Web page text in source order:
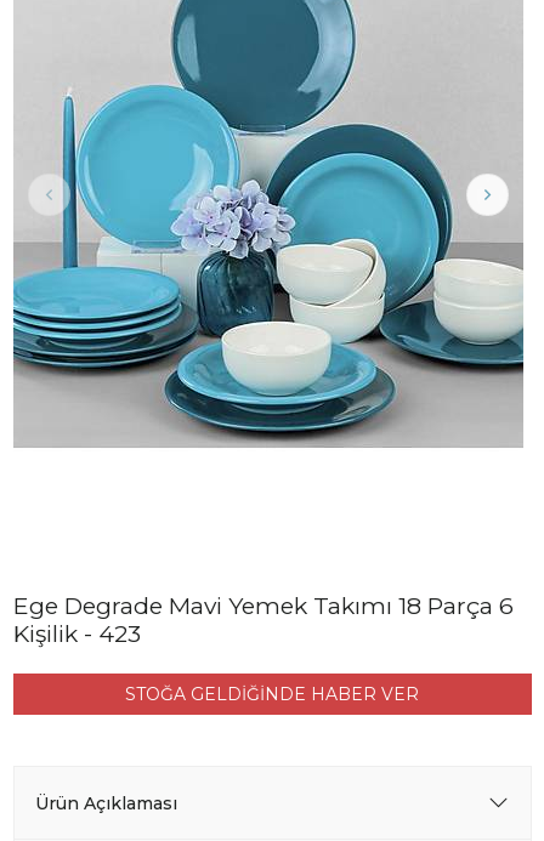
Ege Degrade Mavi Yemek Takımı 18 Parça 6
Kişilik - 423
STOĞA GELDİĞİNDE HABER VER
Ürün Açıklaması